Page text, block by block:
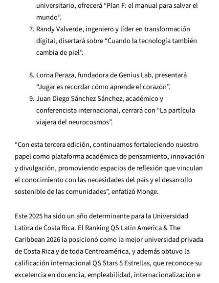
universitario, ofrecerá “Plan F: el manual para salvar el
mundo”.
Randy Valverde, ingeniero y líder en transformación
digital, disertará sobre “Cuando la tecnología también
cambia de piel”.
Lorna Peraza, fundadora de Genius Lab, presentará
“Jugar es recordar cómo aprende el corazón”.
Juan Diego Sánchez Sánchez, académico y
conferencista internacional, cerrará con “La partícula
viajera del neurocosmos”.
“Con esta tercera edición, continuamos fortaleciendo nuestro
papel como plataforma académica de pensamiento, innovación
y divulgación, promoviendo espacios de reflexión que vinculan
el conocimiento con las necesidades del país y el desarrollo
sostenible de las comunidades”, enfatizó Monge.
Este 2025 ha sido un año determinante para la Universidad
Latina de Costa Rica. El Ranking QS Latin America & The
Caribbean 2026 la posicionó como la mejor universidad privada
de Costa Rica y de toda Centroamérica, y además obtuvo la
calificación internacional QS Stars 5 Estrellas, que reconoce su
excelencia en docencia, empleabilidad, internacionalización e